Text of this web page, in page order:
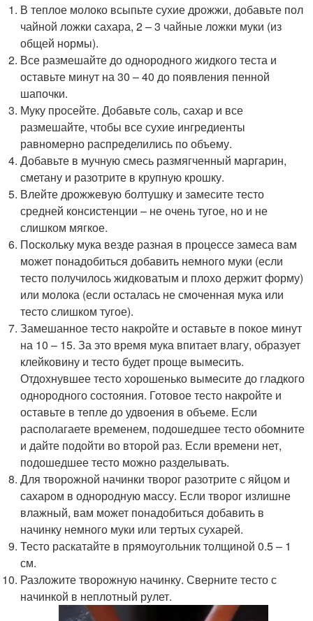
В теплое молоко всыпьте сухие дрожжи, добавьте пол
чайной ложки сахара, 2 – 3 чайные ложки муки (из
общей нормы).
Все размешайте до однородного жидкого теста и
оставьте минут на 30 – 40 до появления пенной
шапочки.
Муку просейте. Добавьте соль, сахар и все
размешайте, чтобы все сухие ингредиенты
равномерно распределились по объему.
Добавьте в мучную смесь размягченный маргарин,
сметану и разотрите в крупную крошку.
Влейте дрожжевую болтушку и замесите тесто
средней консистенции – не очень тугое, но и не
слишком мягкое.
Поскольку мука везде разная в процессе замеса вам
может понадобиться добавить немного муки (если
тесто получилось жидковатым и плохо держит форму)
или молока (если осталась не смоченная мука или
тесто слишком тугое).
Замешанное тесто накройте и оставьте в покое минут
на 10 – 15. За это время мука впитает влагу, образует
клейковину и тесто будет проще вымесить.
Отдохнувшее тесто хорошенько вымесите до гладкого
однородного состояния. Готовое тесто накройте и
оставьте в тепле до удвоения в объеме. Если
располагаете временем, подошедшее тесто обомните
и дайте подойти во второй раз. Если времени нет,
подошедшее тесто можно разделывать.
Для творожной начинки творог разотрите с яйцом и
сахаром в однородную массу. Если творог излишне
влажный, вам может понадобиться добавить в
начинку немного муки или тертых сухарей.
Тесто раскатайте в прямоугольник толщиной 0.5 – 1
см.
Разложите творожную начинку. Сверните тесто с
начинкой в неплотный рулет.